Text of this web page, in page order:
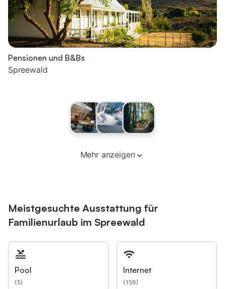
Pensionen und B&Bs
Spreewald
Mehr anzeigen
Meistgesuchte Ausstattung für
Familienurlaub im Spreewald
Pool
(5)
Internet
(159)